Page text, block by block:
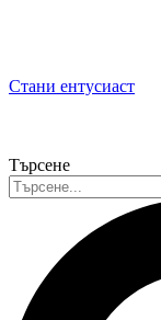
Стани ентусиаст
Търсене